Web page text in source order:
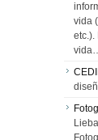
vida
etc.).